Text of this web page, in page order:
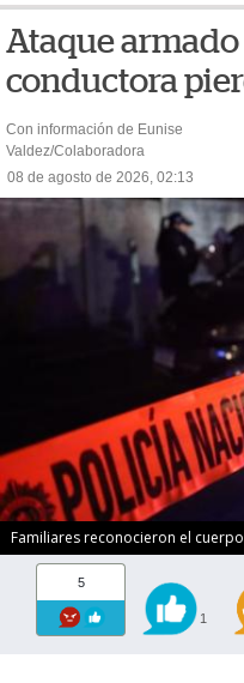
Ataque armado
conductora
Con información de Eunise
Valdez/Colaboradora
08 de agosto de 2026, 02:13
Familiares reconocieron el
5
1